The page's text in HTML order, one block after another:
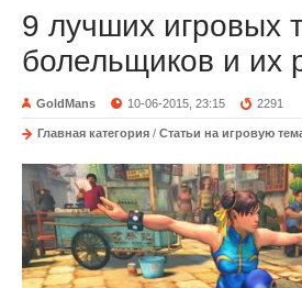
9 лучших игровых
болельщиков и их
GoldMans 10-06-2015, 23:15 2291
Главная категория / Статьи на игровую